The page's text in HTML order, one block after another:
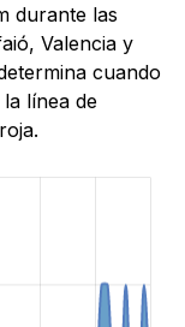
durante las
Valencia y
cuando
línea de